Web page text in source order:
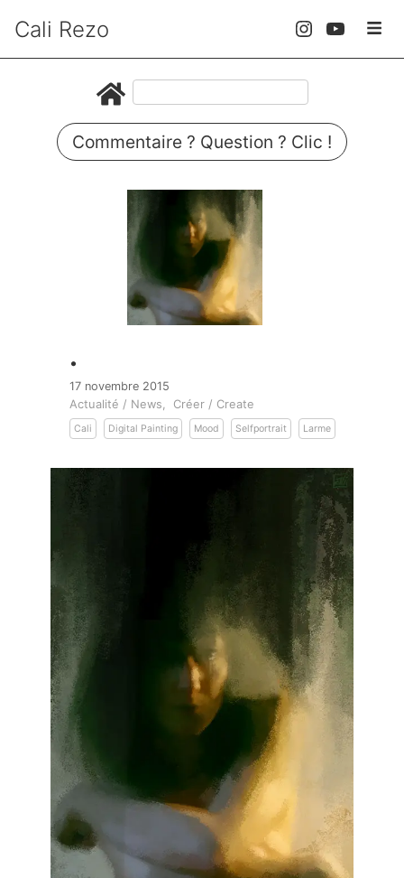
Cali Rezo
Commentaire ? Question ? Clic !
.
17 novembre 2015
Actualité / News Créer / Create
Cali Digital Painting Mood Selfportrait Larme